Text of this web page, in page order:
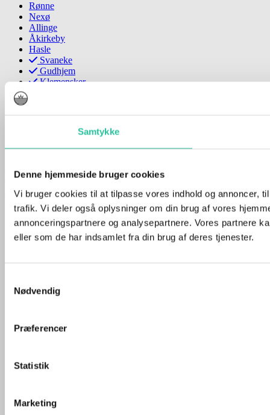
Samtykke
Denne hjemmeside bruger cookies
Vi bruger cookies til at tilpasse vores indhold og annoncer,
trafik. Vi deler også oplysninger om din brug af vores
annonceringspartnere og analysepartnere. Vores partnere
eller som de har indsamlet fra din brug af deres tjenester.
Nødvendig
Præferencer
Statistik
Marketing
Rønne
Nexø
Allinge
Åkirkeby
Hasle
Svaneke
Gudhjem
Klemensker
Læs mere
Bornholmnyt.dk I CVR 41371315
Youtube
Instagram Facebook-f